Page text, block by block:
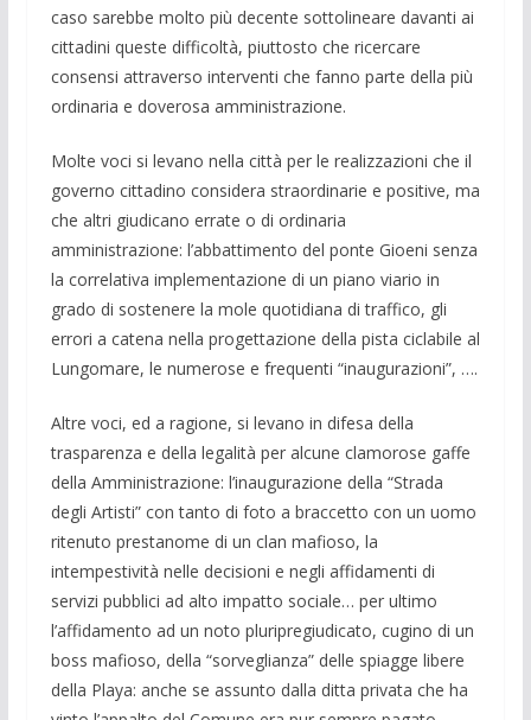
caso sarebbe molto più decente sottolineare davanti ai
cittadini queste difficoltà, piuttosto che ricercare
consensi attraverso interventi che fanno parte della più
ordinaria e doverosa amministrazione.
Molte voci si levano nella città per le realizzazioni che il
governo cittadino considera straordinarie e positive, ma
che altri giudicano errate o di ordinaria
amministrazione: l’abbattimento del ponte Gioeni senza
la correlativa implementazione di un piano viario in
grado di sostenere la mole quotidiana di traffico, gli
errori a catena nella progettazione della pista ciclabile al
Lungomare, le numerose e frequenti “inaugurazioni”, ….
Altre voci, ed a ragione, si levano in difesa della
trasparenza e della legalità per alcune clamorose gaffe
della Amministrazione: l’inaugurazione della “Strada
degli Artisti” con tanto di foto a braccetto con un uomo
ritenuto prestanome di un clan mafioso, la
intempestività nelle decisioni e negli affidamenti di
servizi pubblici ad alto impatto sociale… per ultimo
l’affidamento ad un noto pluripregiudicato, cugino di un
boss mafioso, della “sorveglianza” delle spiagge libere
della Playa: anche se assunto dalla ditta privata che ha